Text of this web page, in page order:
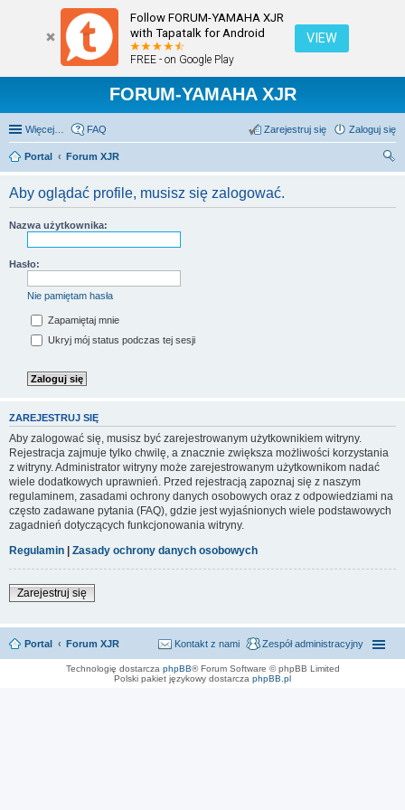
Follow FORUM-YAMAHA XJR
with Tapatalk for Android
FREE - on Google Play
VIEW
FORUM-YAMAHA XJR
Więcej… FAQ Zaloguj się
Zarejestruj się
Portal
Forum XJR
Aby oglądać profile, musisz się zalogować.
Nazwa użytkownika:
Hasło:
Nie pamiętam hasła
Zapamiętaj mnie
Ukryj mój status podczas tej sesji
ZAREJESTRUJ SIĘ
Aby zalogować się, musisz być zarejestrowanym użytkownikiem witryny.
Rejestracja zajmuje tylko chwilę, a znacznie zwiększa możliwości korzystania
z witryny. Administrator witryny może zarejestrowanym użytkownikom nadać
wiele dodatkowych uprawnień. Przed rejestracją zapoznaj się z naszym
regulaminem, zasadami ochrony danych osobowych oraz z odpowiedziami na
często zadawane pytania (FAQ), gdzie jest wyjaśnionych wiele podstawowych
zagadnień dotyczących funkcjonowania witryny.
Regulamin
Zasady ochrony danych osobowych
Zarejestruj się
Portal Forum XJR Zespół administracyjny
Kontakt z nami
Technologię dostarcza phpBB® Forum Software © phpBB Limited
Polski pakiet językowy dostarcza phpBB.pl